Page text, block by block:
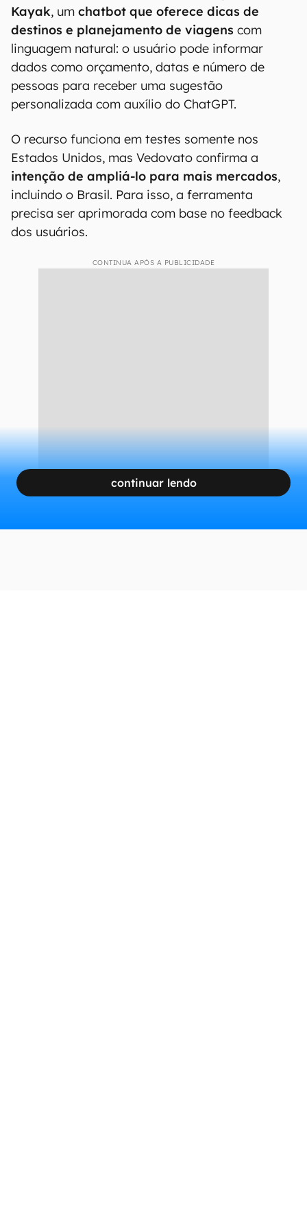
Kayak, um chatbot que oferece dicas de
destinos e planejamento de viagens com
linguagem natural: o usuário pode informar
dados como orçamento, datas e número de
pessoas para receber uma sugestão
personalizada com auxílio do ChatGPT.
O recurso funciona em testes somente nos
Estados Unidos, mas Vedovato confirma a
intenção de ampliá-lo para mais mercados,
incluindo o Brasil. Para isso, a ferramenta
precisa ser aprimorada com base no feedback
dos usuários.
CONTINUA APÓS A PUBLICIDADE
continuar lendo